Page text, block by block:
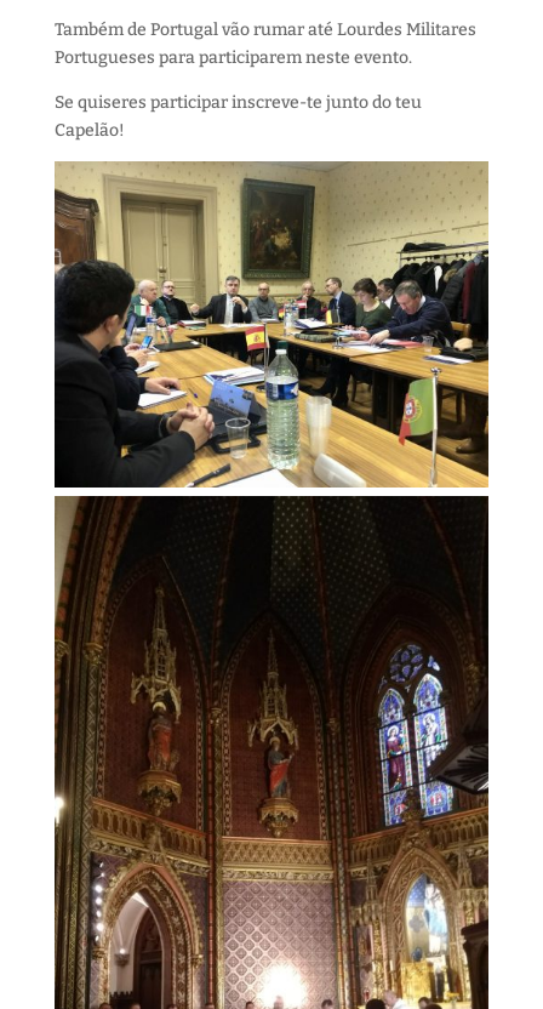
Também de Portugal vão rumar até Lourdes Militares
Portugueses para participarem neste evento.
Se quiseres participar inscreve-te junto do teu
Capelão!